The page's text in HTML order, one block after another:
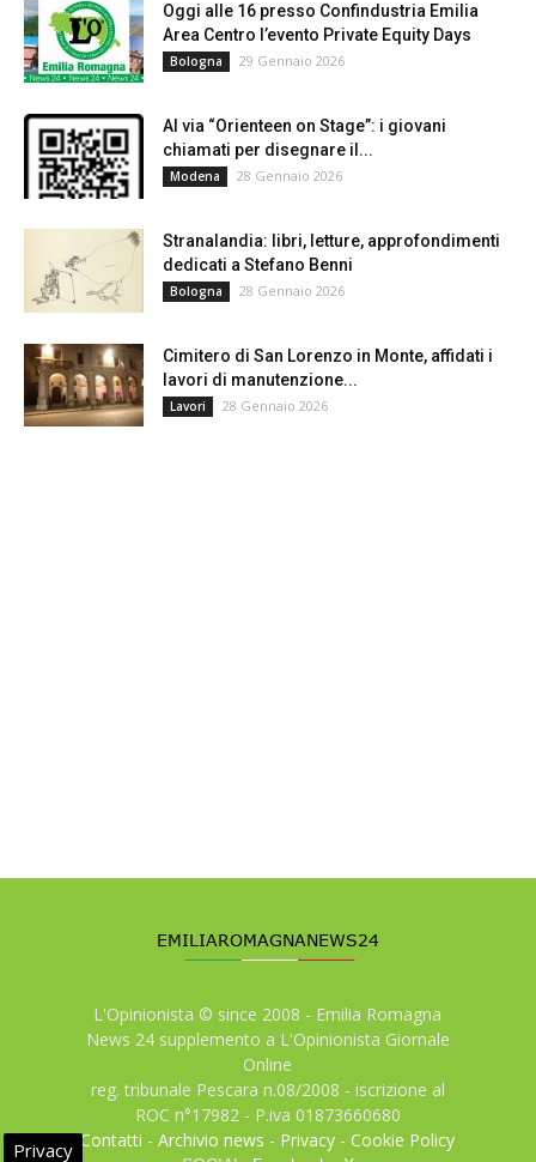
Oggi alle 16 presso Confindustria Emilia
Area Centro l’evento Private Equity Days
Bologna 29 Gennaio 2026
Al via “Orienteen on Stage”: i giovani
chiamati per disegnare il...
Modena 28 Gennaio 2026
Stranalandia: libri, letture, approfondimenti
dedicati a Stefano Benni
Bologna 28 Gennaio 2026
Cimitero di San Lorenzo in Monte, affidati i
lavori di manutenzione...
Lavori 28 Gennaio 2026
L'Opinionista © since 2008 - Emilia Romagna
News 24 supplemento a L'Opinionista Giornale
Online
reg. tribunale Pescara n.08/2008 - iscrizione al
ROC n°17982 - P.iva 01873660680
Contatti -Archivio news - Privacy -Cookie Policy
Privacy